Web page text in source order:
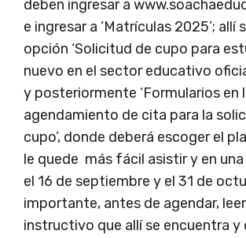
deben ingresar a
e ingresar a ‘Matrículas 2025’; allí
opción ‘Solicitud de cupo para
nuevo en el sector educativo
y posteriormente ‘Formularios en
agendamiento de cita para la
cupo’, donde deberá escoger el
le quede más fácil asistir y en
el 16 de septiembre y el 31 de
importante, antes de agendar,
instructivo que allí se encuentra y